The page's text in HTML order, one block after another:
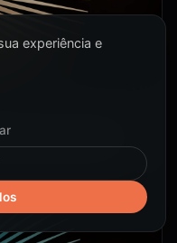
Guia Completo
experiência e